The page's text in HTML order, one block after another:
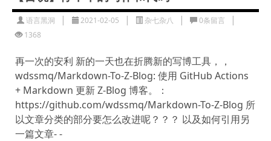
语言黑洞 | 2021-02-05 | 杂七杂八 | 0条留言 |
1368
再一次的安利 新的一天也在折腾新的写博工具，，
wdssmq/Markdown-To-Z-Blog: 使用 GitHub Actions
+ Markdown 更新 Z-Blog 博客。：
https://github.com/wdssmq/Markdown-To-Z-Blog 所
以文章分类的部分要怎么改进呢？？？ 以及如何引用另
一篇文章- -